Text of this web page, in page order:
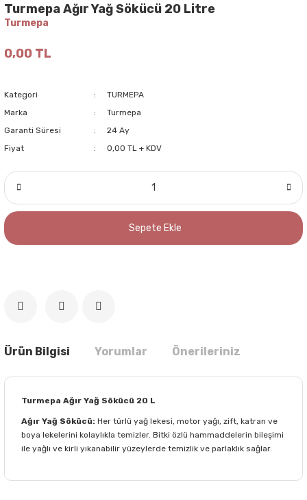
Turmepa Ağır Yağ Sökücü 20 Litre
Turmepa
0,00 TL
Kategori
TURMEPA
Marka
Turmepa
Garanti Süresi
24 Ay
Fiyat
0,00 TL + KDV
Sepete Ekle
Ürün Bilgisi Yorumlar Önerileriniz
Turmepa Ağır Yağ Sökücü 20 L
Ağır Yağ Sökücü: Her türlü yağ lekesi, motor yağı, zift, katran ve
boya lekelerini kolaylıkla temizler. Bitki özlü hammaddelerin bileşimi
ile yağlı ve kirli yıkanabilir yüzeylerde temizlik ve parlaklık sağlar.